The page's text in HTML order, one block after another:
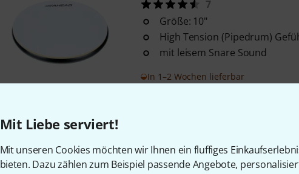
Mit Liebe serviert!
Mit unseren Cookies möchten wir Ihnen ein fluffiges
bieten. Dazu zählen zum Beispiel passende Angebote,
7
Größe: 10"
High Tension (Pipedrum)
mit leisem Snare Sound
In 1–2 Wochen lieferbar
sehr kompaktes Pad zum
Dynamik, Kraft,